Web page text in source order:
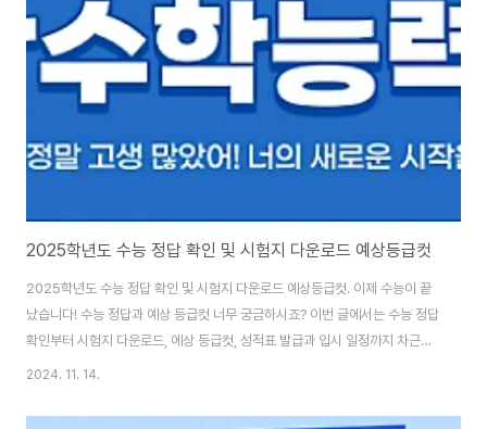
2025학년도 수능 정답 확인 및 시험지 다운로드 예상등급컷
2025학년도 수능 정답 확인 및 시험지 다운로드 예상등급컷. 이제 수능이 끝
났습니다! 수능 정답과 예상 등급컷 너무 궁금하시죠? 이번 글에서는 수능 정답
확인부터 시험지 다운로드, 에상 등급컷, 성적표 발급과 입시 일정까지 차근차
근 알려드리려고 합니다. 예상 등급컷 보기 👆 수능 정답 확인 및 시험지 다운로
역시 정답 확인이죠. 내가 풀었던 문제를 다시 점검하면서 결과를 예측해 보는
2024. 11. 14.